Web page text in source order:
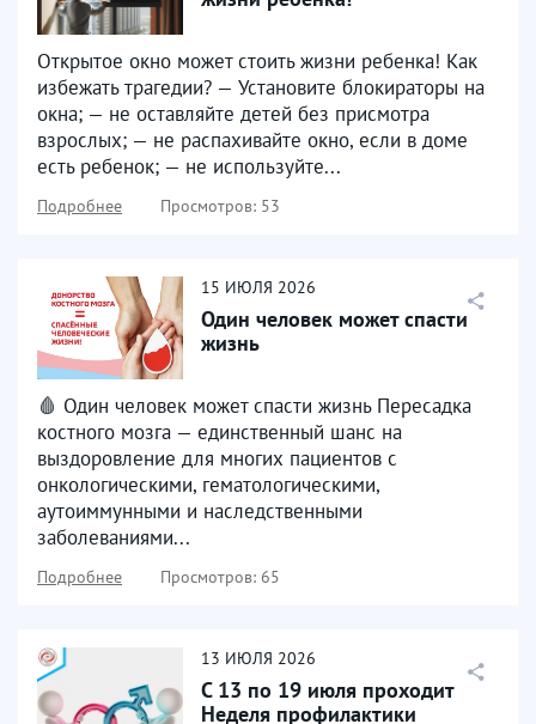
Открытое окно может стоить жизни ребенка! Как
избежать трагедии? — Установите блокираторы на
окна; — не оставляйте детей без присмотра
взрослых; — не распахивайте окно, если в доме
есть ребенок; — не используйте...
Подробнее Просмотров: 53
15 ИЮЛЯ 2026
Один человек может спасти
жизнь
🩸 Один человек может спасти жизнь Пересадка
костного мозга — единственный шанс на
выздоровление для многих пациентов с
онкологическими, гематологическими,
аутоиммунными и наследственными
заболеваниями...
Подробнее Просмотров: 65
13 ИЮЛЯ 2026
С 13 по 19 июля проходит
Неделя профилактики